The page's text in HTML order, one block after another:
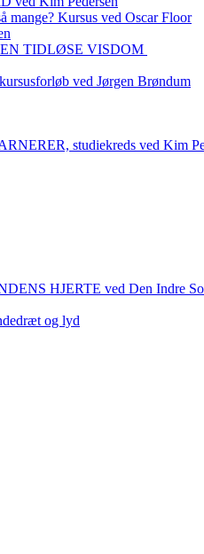
mange? Kursus ved Oscar Floor
TIDLØSE VISDOM
ved Jørgen Brøndum
studiekreds ved Kim
HJERTE ved Den Indre
og lyd